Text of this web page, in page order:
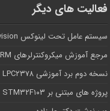
فعالیت های دیگر
سیستم عامل تحت لینوکس Division
مرجع آموزش میکروکنترلرهای ARM
نسخه دوم برد آموزشی LPC۲۳۷۸
پروژه های مبتنی بر STM۳۲F۱۰۳